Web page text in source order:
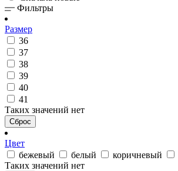
Фильтры
Размер
36
37
38
39
40
41
Таких значений нет
Сброс
Цвет
бежевый
белый коричневый
Таких значений нет